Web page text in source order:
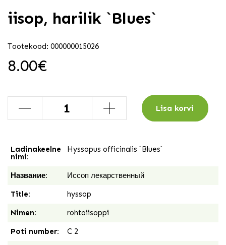
iisop, harilik `Blues`
Tootekood: 000000015026
8.00€
- + Lisa korvi
Ladinakeelne
nimi:
Hyssopus officinalis `Blues`
Название: Иссоп лекарственный
Title: hyssop
Nimen: rohtoiisoppi
Poti number: C 2